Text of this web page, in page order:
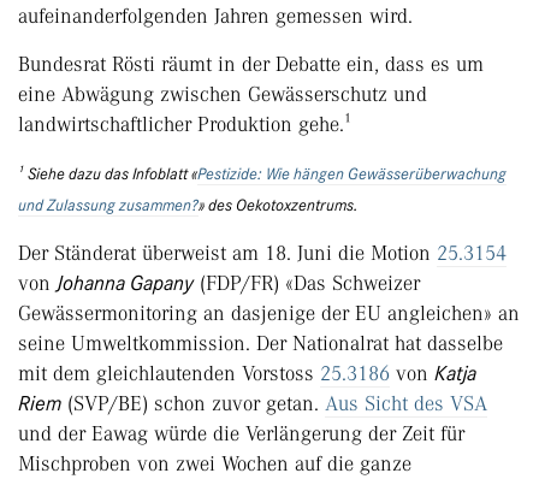
aufeinanderfolgenden Jahren gemessen wird.
Bundesrat Rösti räumt in der Debatte ein, dass es um
eine Abwägung zwischen Gewässerschutz und
landwirtschaftlicher Produktion gehe.¹
¹ Siehe dazu das Infoblatt «Pestizide: Wie hängen Gewässerüberwachung
und Zulassung zusammen?» des Oekotoxzentrums.
Der Ständerat überweist am 18. Juni die Motion 25.3154
von Johanna Gapany(FDP/FR) «Das Schweizer
Gewässermonitoring an dasjenige der EU angleichen» an
seine Umweltkommission. Der Nationalrat hat dasselbe
mit dem gleichlautenden Vorstoss 25.3186 von Katja
Riem (SVP/BE) schon zuvor getan. Aus Sicht des VSA
und der Eawag würde die Verlängerung der Zeit für
Mischproben von zwei Wochen auf die ganze